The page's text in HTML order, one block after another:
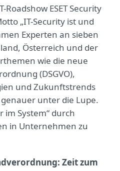
ESET Security
„IT-Security ist und
Experten an sieben
Österreich und der
wie die neue
(DSGVO),
und Zukunftstrends
unter die Lupe.
im System“ durch
in Unternehmen zu
Zeit zum